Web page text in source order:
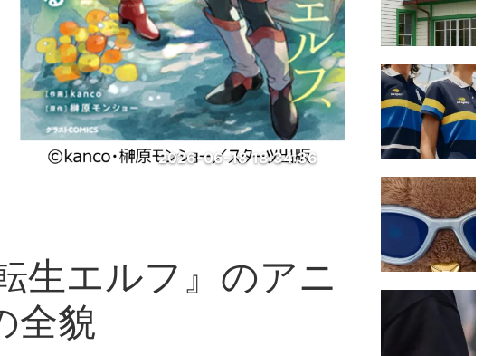
2026-06-18 18:34:36
生エルフ』のアニ
全貌